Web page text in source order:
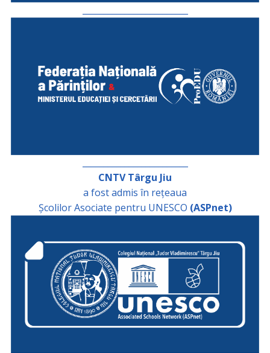
CNTV Târgu Jiu
a fost admis în rețeaua
Școlilor Asociate pentru UNESCO (ASPnet)